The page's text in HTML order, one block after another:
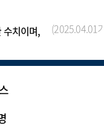
(2025.04.01
치이며,